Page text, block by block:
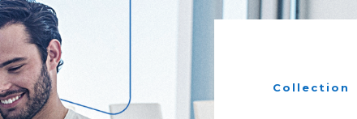
Collection